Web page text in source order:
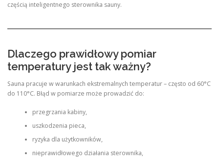
częścią inteligentnego sterownika sauny.
Dlaczego prawidłowy pomiar
temperatury jest tak ważny?
Sauna pracuje w warunkach ekstremalnych temperatur – często od 60°C
do 110°C. Błąd w pomiarze może prowadzić do:
przegrzania kabiny,
uszkodzenia pieca,
ryzyka dla użytkowników,
nieprawidłowego działania sterownika,